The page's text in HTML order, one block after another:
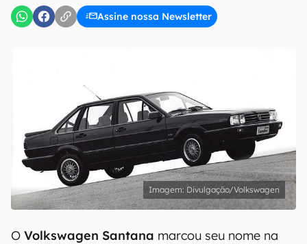
Assine nossa Newsletter
Divulgação/Volkswagen
O Volkswagen Santana marcou seu nome na